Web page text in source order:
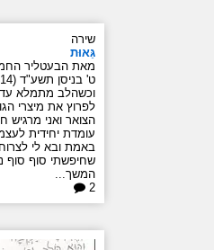
שירה
גֵּאוּת
מאת הבעטליר
ט' בניסן תשע"ד (9.4.2014)
וכשהלב מתמלא עד
לפרוץ את מיצרי
הצואר ואני מרגיש
עומדת יחידית
באמת ובא לי
שחיפשתי סוף סוף
המשך...
2